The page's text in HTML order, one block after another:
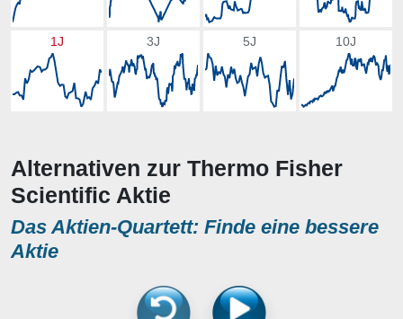
1J 3J 5J 10J
Alternativen zur Thermo Fisher
Scientific Aktie
Das Aktien-Quartett: Finde eine bessere
Aktie